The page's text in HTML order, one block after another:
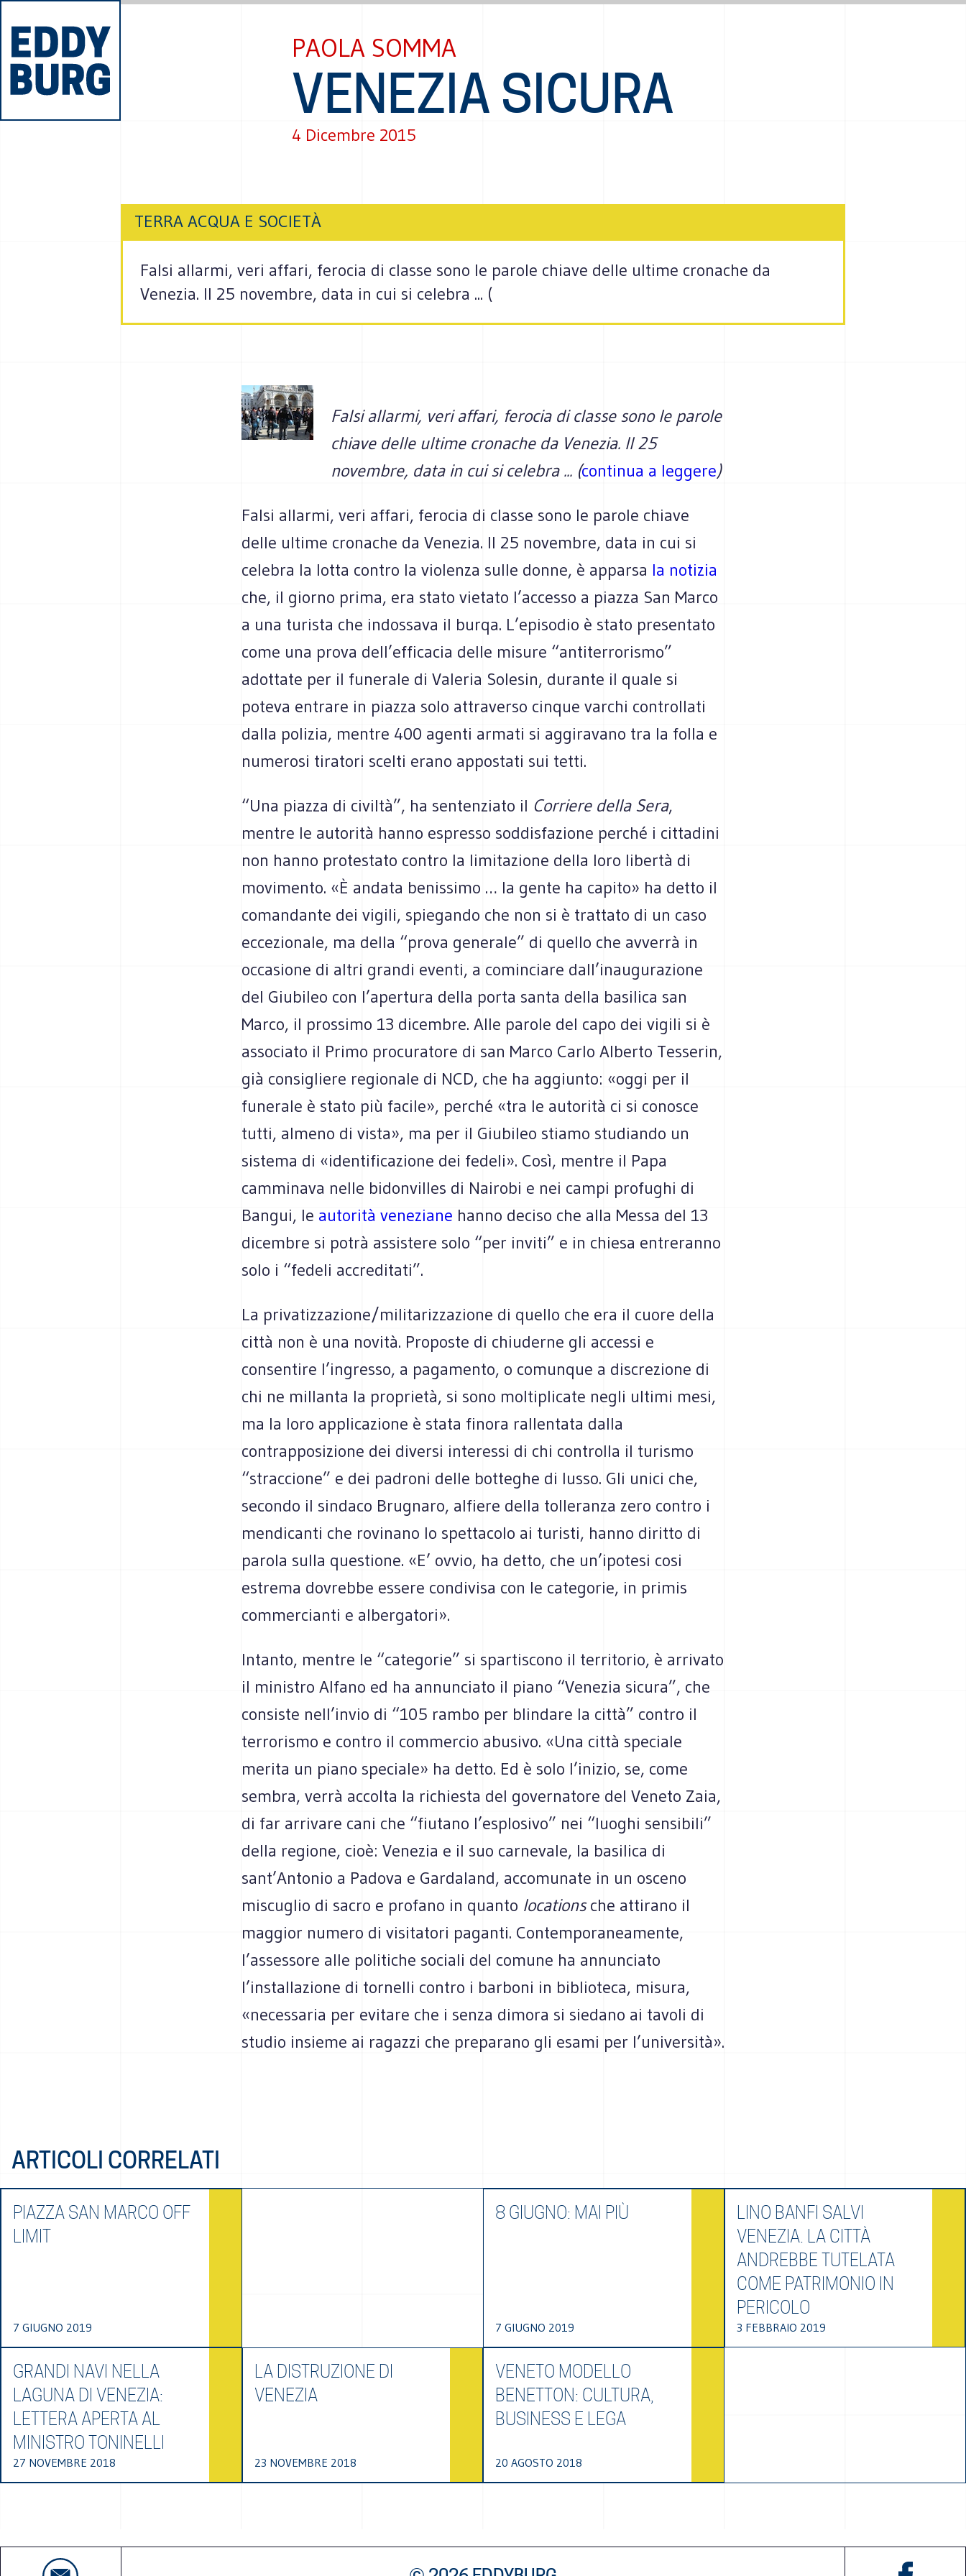
PAOLA SOMMA
VENEZIA SICURA
4 Dicembre 2015
TERRA ACQUA E SOCIETÀ
Falsi allarmi, veri affari, ferocia di classe sono le parole chiave delle ultime cronache da
Venezia. Il 25 novembre, data in cui si celebra ... (
Falsi allarmi, veri affari, ferocia di classe sono le parole
chiave delle ultime cronache da Venezia. Il 25
novembre, data in cui si celebra ... (continua a leggere)
Falsi allarmi, veri affari, ferocia di classe sono le parole chiave
delle ultime cronache da Venezia. Il 25 novembre, data in cui si
celebra la lotta contro la violenza sulle donne, è apparsa la notizia
che, il giorno prima, era stato vietato l’accesso a piazza San Marco
a una turista che indossava il burqa. L’episodio è stato presentato
come una prova dell’efficacia delle misure “antiterrorismo”
adottate per il funerale di Valeria Solesin, durante il quale si
poteva entrare in piazza solo attraverso cinque varchi controllati
dalla polizia, mentre 400 agenti armati si aggiravano tra la folla e
numerosi tiratori scelti erano appostati sui tetti.
“Una piazza di civiltà”, ha sentenziato il Corriere della Sera,
mentre le autorità hanno espresso soddisfazione perché i cittadini
non hanno protestato contro la limitazione della loro libertà di
movimento. «È andata benissimo … la gente ha capito» ha detto il
comandante dei vigili, spiegando che non si è trattato di un caso
eccezionale, ma della “prova generale” di quello che avverrà in
occasione di altri grandi eventi, a cominciare dall’inaugurazione
del Giubileo con l’apertura della porta santa della basilica san
Marco, il prossimo 13 dicembre. Alle parole del capo dei vigili si è
associato il Primo procuratore di san Marco Carlo Alberto Tesserin,
già consigliere regionale di NCD, che ha aggiunto: «oggi per il
funerale è stato più facile», perché «tra le autorità ci si conosce
tutti, almeno di vista», ma per il Giubileo stiamo studiando un
sistema di «identificazione dei fedeli». Così, mentre il Papa
camminava nelle bidonvilles di Nairobi e nei campi profughi di
Bangui, le autorità veneziane hanno deciso che alla Messa del 13
dicembre si potrà assistere solo “per inviti” e in chiesa entreranno
solo i “fedeli accreditati”.
La privatizzazione/militarizzazione di quello che era il cuore della
città non è una novità. Proposte di chiuderne gli accessi e
consentire l’ingresso, a pagamento, o comunque a discrezione di
chi ne millanta la proprietà, si sono moltiplicate negli ultimi mesi,
ma la loro applicazione è stata finora rallentata dalla
contrapposizione dei diversi interessi di chi controlla il turismo
“straccione” e dei padroni delle botteghe di lusso. Gli unici che,
secondo il sindaco Brugnaro, alfiere della tolleranza zero contro i
mendicanti che rovinano lo spettacolo ai turisti, hanno diritto di
parola sulla questione. «E’ ovvio, ha detto, che un’ipotesi cosi
estrema dovrebbe essere condivisa con le categorie, in primis
commercianti e albergatori».
Intanto, mentre le “categorie” si spartiscono il territorio, è arrivato
il ministro Alfano ed ha annunciato il piano “Venezia sicura”, che
consiste nell’invio di “105 rambo per blindare la città” contro il
terrorismo e contro il commercio abusivo. «Una città speciale
merita un piano speciale» ha detto. Ed è solo l’inizio, se, come
sembra, verrà accolta la richiesta del governatore del Veneto Zaia,
di far arrivare cani che “fiutano l’esplosivo” nei “luoghi sensibili”
della regione, cioè: Venezia e il suo carnevale, la basilica di
sant’Antonio a Padova e Gardaland, accomunate in un osceno
miscuglio di sacro e profano in quanto locationsche attirano il
maggior numero di visitatori paganti. Contemporaneamente,
l’assessore alle politiche sociali del comune ha annunciato
l’installazione di tornelli contro i barboni in biblioteca, misura,
«necessaria per evitare che i senza dimora si siedano ai tavoli di
studio insieme ai ragazzi che preparano gli esami per l’università».
ARTICOLI CORRELATI
PIAZZA SAN MARCO OFF
LIMIT
7 GIUGNO 2019
8 GIUGNO: MAI PIÙ
7 GIUGNO 2019
LINO BANFI SALVI
VENEZIA. LA CITTÀ
ANDREBBE TUTELATA
COME PATRIMONIO IN
PERICOLO
3 FEBBRAIO 2019
GRANDI NAVI NELLA
LAGUNA DI VENEZIA:
LETTERA APERTA AL
MINISTRO TONINELLI
27 NOVEMBRE 2018
LA DISTRUZIONE DI
VENEZIA
23 NOVEMBRE 2018
VENETO MODELLO
BENETTON: CULTURA,
BUSINESS E LEGA
20 AGOSTO 2018